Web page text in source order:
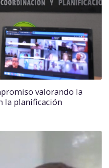
valorando la
la planificación